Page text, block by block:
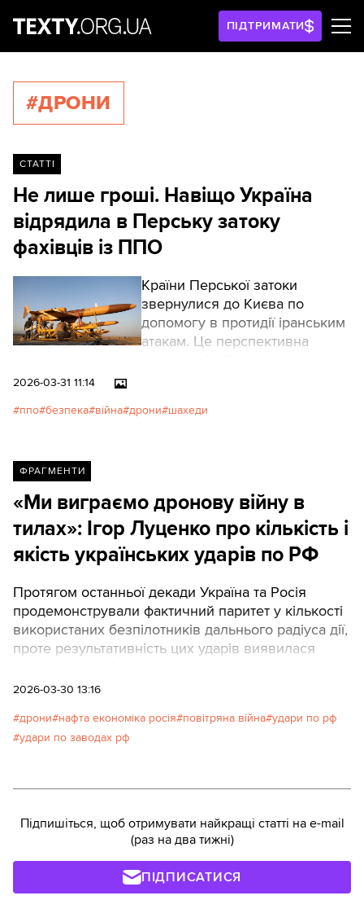
ПІДТРИМАТИ
#ДРОНИ
СТАТТІ
Не лише гроші. Навіщо Україна
відрядила в Перську затоку
фахівців із ППО
Країни Перської затоки
звернулися до Києва по
допомогу в протидії іранським
атакам. Це перспективна
тільки для виробників дронів.
2026-03-31 11:14
ппо безпека війна дрони шахеди
ФРАГМЕНТИ
«Ми виграємо дронову війну в
тилах»: Ігор Луценко про кількість і
якість українських ударів по РФ
Протягом останньої декади Україна та Росія
продемонстрували фактичний паритет у кількості
використаних безпілотників дальнього радіуса дії,
проте результативність цих ударів виявилася
2026-03-30 13:16
дрони нафта економіка росія повітряна війна удари по рф
удари по заводах рф
Підпишіться, щоб отримувати найкращі статті на e-mail
(раз на два тижні)
ПІДПИСАТИСЯ